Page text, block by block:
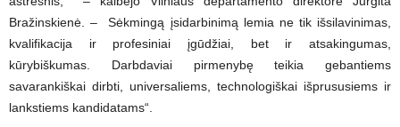
Bražinskienė. – Sėkmingą įsidarbinimą lemia ne tik išsilavinimas,
kvalifikacija ir profesiniai įgūdžiai, bet ir atsakingumas,
kūrybiškumas. Darbdaviai pirmenybę teikia gebantiems
savarankiškai dirbti, universaliems, technologiškai išprususiems ir
lankstiems kandidatams“.